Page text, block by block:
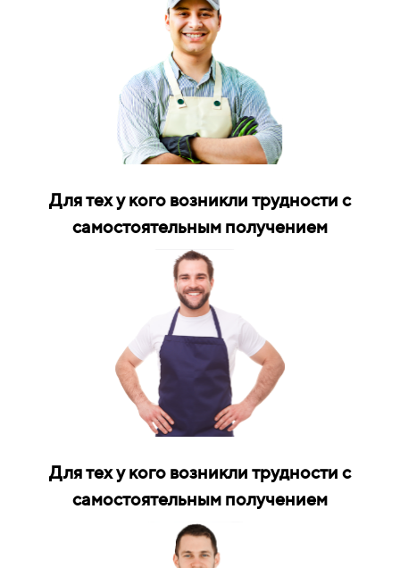
Для тех у кого возникли трудности с
самостоятельным получением
Для тех у кого возникли трудности с
самостоятельным получением